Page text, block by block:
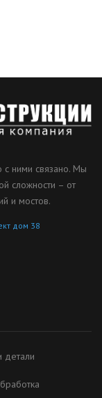
с ними связано. Мы
сложности – от
и мостов.
дом 38
детали